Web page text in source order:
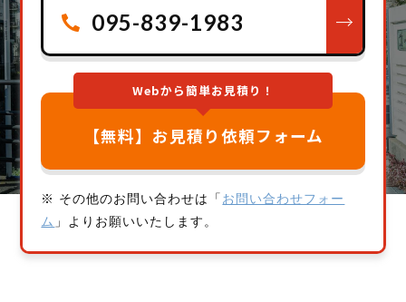
095-839-1983
Webから簡単お見積り！
【無料】お見積り依頼フォーム
※ その他のお問い合わせは「 お問い合わせフォー
ム 」よりお願いいたします。